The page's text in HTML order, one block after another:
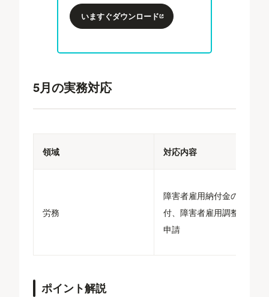
いますぐダウンロード
5月の実務対応
領域 対応内容
労務
障害者雇用納付金の申告納
付、障害者雇用調整金等の
申請
ポイント解説